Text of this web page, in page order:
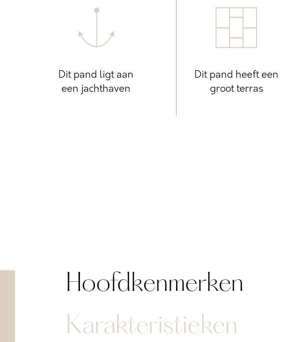
Dit pand ligt aan
een jachthaven
Dit pand heeft een
groot terras
Hoofdkenmerken
Karakteristieken